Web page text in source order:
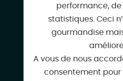
06 40 88
performance,
statistiques. Ceci
gourmandise
A vous de nous
consentement